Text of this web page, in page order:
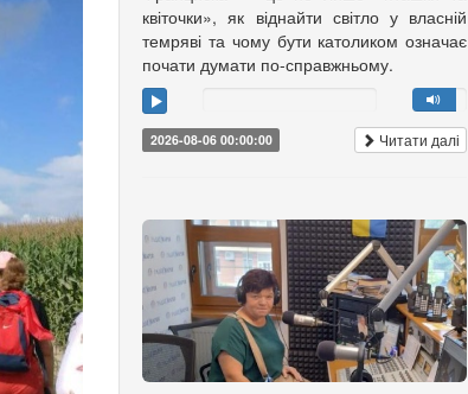
квіточки», як віднайти світло у власній
темряві та чому бути католиком означає
почати думати по-справжньому.
2026-08-06 00:00:00 Читати далі